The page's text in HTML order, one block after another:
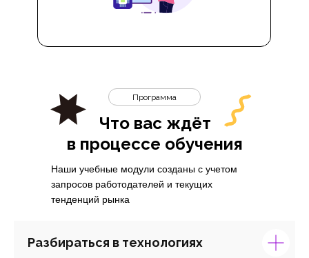
Что вас ждёт
в процессе обучения
Программа
Наши учебные модули созданы с учетом
запросов работодателей и текущих
тенденций рынка
Разбираться в технологиях